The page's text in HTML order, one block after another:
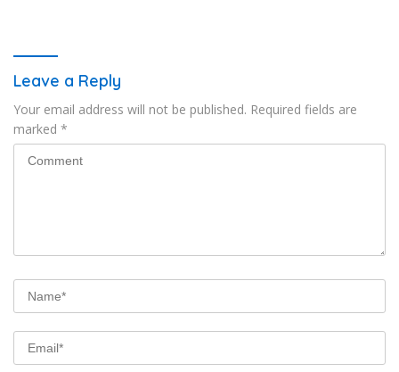
Leave a Reply
Your email address will not be published. Required fields are
marked *